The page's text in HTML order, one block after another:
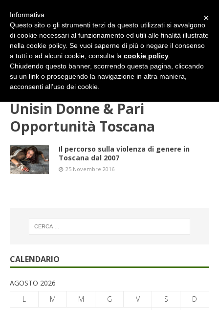
Unisin Donne & Pari Opportunità Toscana
Unisin Donne & Pari
Opportunità Toscana
Il percorso sulla violenza di genere in
Toscana dal 2007
25 Novembre 2016
CALENDARIO
AGOSTO 2026
L
M M G V S
D
×
Informativa
Questo sito o gli strumenti terzi da questo utilizzati si avvalgono
di cookie necessari al funzionamento ed utili alle finalità illustrate
nella cookie policy. Se vuoi saperne di più o negare il consenso
a tutti o ad alcuni cookie, consulta la cookie policy
Chiudendo questo banner, scorrendo questa pagina, cliccando
su un link o proseguendo la navigazione in altra maniera,
acconsenti all’uso dei cookie.